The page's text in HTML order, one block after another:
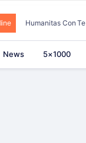
Humanitas Con Te
News 5×1000